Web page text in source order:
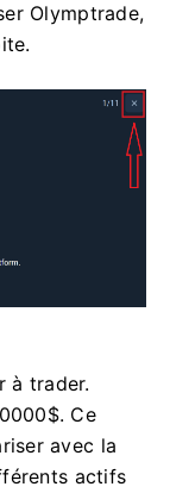
Olymptrade,
à trader.
Ce
avec la
actifs